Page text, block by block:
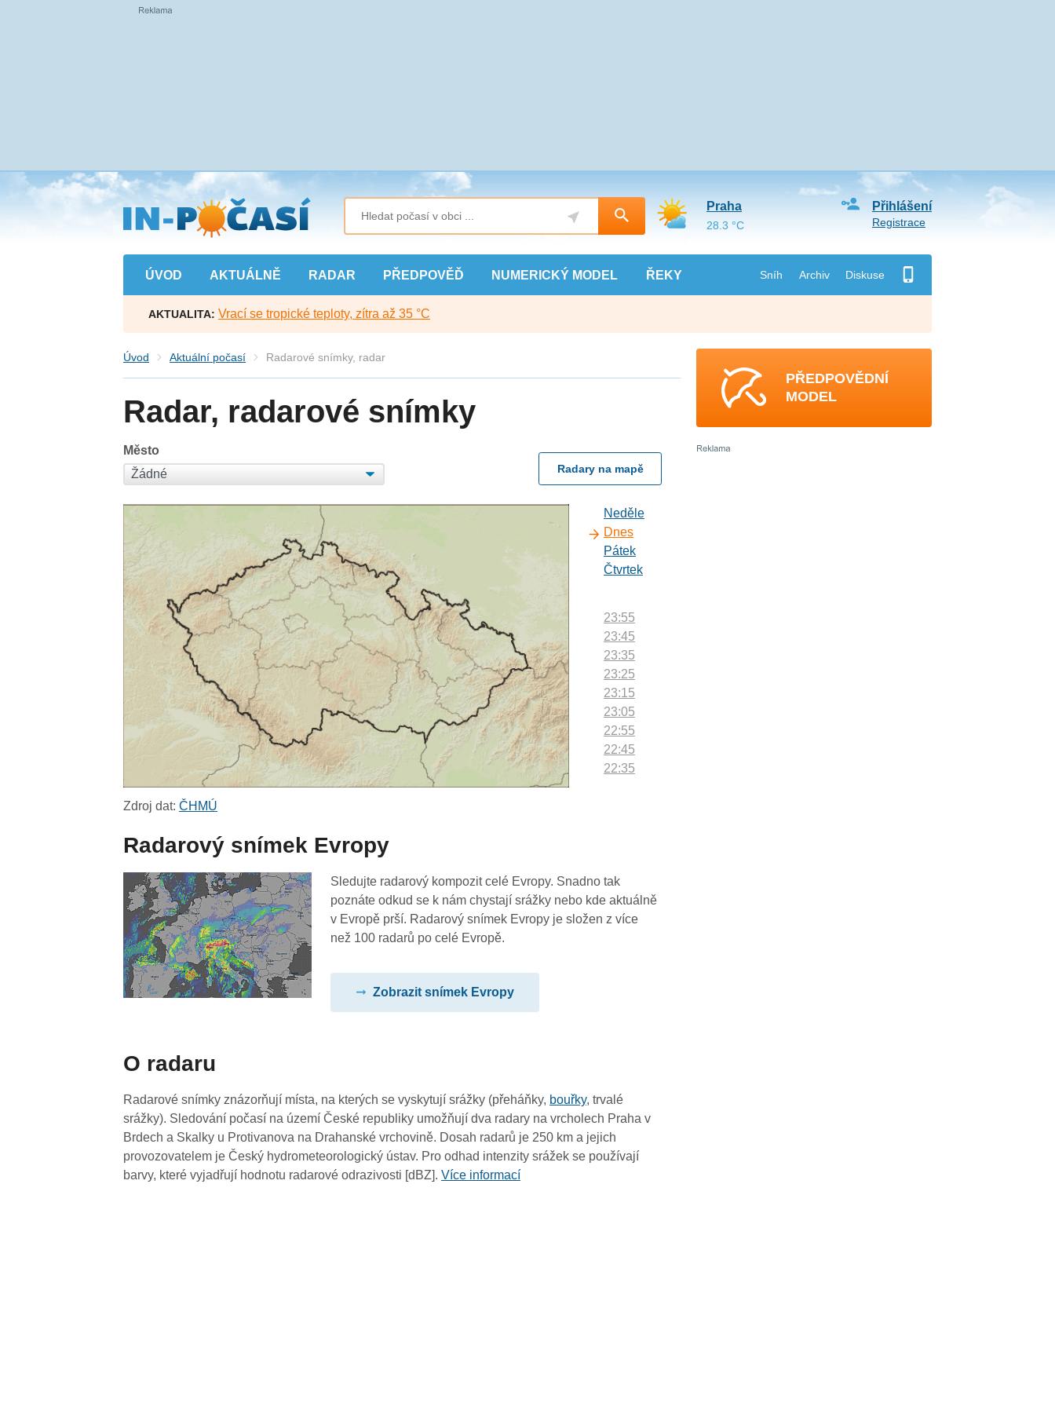
Přejít
na
hlavní
obsah
ÚVOD AKTUÁLNĚ RADAR PŘEDPOVĚĎ NUMERICKÝ MODEL ŘEKY Sníh Archiv Diskuse
Přihlášení
Registrace
Praha
28.3 °C
AKTUALITA: Vrací se tropické teploty, zítra až 35 °C
Úvod Aktuální počasí Radarové snímky, radar
Radar, radarové snímky
Město
Radary na mapě
Neděle
Dnes
Pátek
Čtvrtek
23:55
23:45
23:35
23:25
23:15
23:05
22:55
22:45
22:35
21:35
21:25
21:15
19:35
19:25
19:15
19:05
Zdroj dat:ČHMÚ
Radarový snímek Evropy
Sledujte radarový kompozit celé Evropy. Snadno tak
poznáte odkud se k nám chystají srážky nebo kde aktuálně
v Evropě prší. Radarový snímek Evropy je složen z více
než 100 radarů po celé Evropě.
Zobrazit snímek Evropy
O radaru
Radarové snímky znázorňují místa, na kterých se vyskytují srážky (přeháňky, bouřky, trvalé
srážky). Sledování počasí na území České republiky umožňují dva radary na vrcholech Praha v
Brdech a Skalky u Protivanova na Drahanské vrchovině. Dosah radarů je 250 km a jejich
provozovatelem je Český hydrometeorologický ústav. Pro odhad intenzity srážek se používají
barvy, které vyjadřují hodnotu radarové odrazivosti [dBZ].Více informací
PŘEDPOVĚDNÍ
MODEL